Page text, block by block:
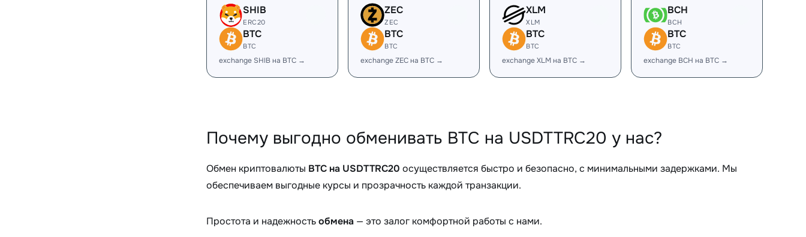
SHIB
ERC20
BTC
BTC
exchange SHIB на BTC →
ZEC
ZEC
BTC
BTC
exchange ZEC на BTC →
XLM
XLM
BTC
BTC
exchange XLM на BTC →
BCH
BCH
BTC
BTC
exchange BCH на BTC →
Почему выгодно обменивать BTC на USDTTRC20 у нас?
Обмен криптовалюты BTC на USDTTRC20 осуществляется быстро и безопасно, с минимальными задержками. Мы
обеспечиваем выгодные курсы и прозрачность каждой транзакции.
Простота и надежностьобмена — это залог комфортной работы с нами.